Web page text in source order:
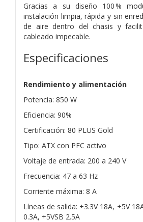
Gracias a su diseño 100 %
instalación limpia, rápida y sin
de aire dentro del chasis y
cableado impecable.
Especificaciones
Rendimiento y alimentación
Potencia: 850 W
Eficiencia: 90%
Certificación: 80 PLUS Gold
Tipo: ATX con PFC activo
Voltaje de entrada: 200 a 240 V
Frecuencia: 47 a 63 Hz
Corriente máxima: 8 A
Líneas de salida: +3.3V 18A, +5V
0.3A, +5VSB 2.5A